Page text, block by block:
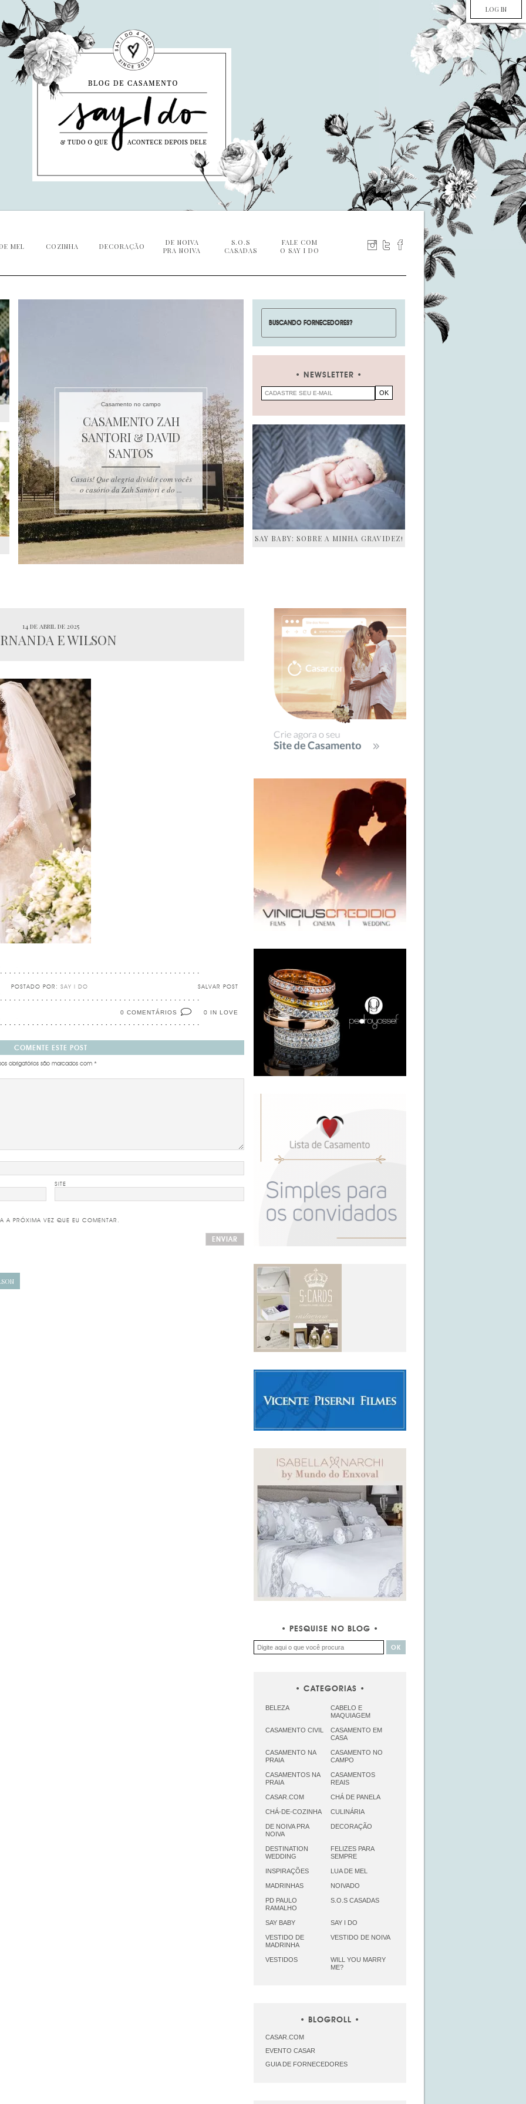
LOG IN
MEL COZINHA DECORAÇÃO
DE NOIVA
PRA NOIVA
S.O.S
CASADAS
FALE COM
O SAY I DO
Casamento no campo
CASAMENTO ZAH
SANTORI & DAVID
SANTOS
Casais! Que alegria dividir com vocês
o casório da Zah Santori e do ...
NEWSLETTER
SAY BABY: SOBRE A MINHA GRAVIDEZ!
14 de abril de 2025
E WILSON
SALVAR POST
POSTADO POR: SAY I DO
0 IN LOVE
0 COMENTÁRIOS
COMENTE ESTE POST
obrigatórios são marcados com *
SITE
A PRÓXIMA VEZ QUE EU COMENTAR.
SIDEBAR
PESQUISE NO BLOG
CATEGORIAS
BELEZA
CABELO E
MAQUIAGEM
CASAMENTO CIVIL
CASAMENTO EM
CASA
CASAMENTO NA
PRAIA
CASAMENTO NO
CAMPO
CASAMENTOS NA
PRAIA
CASAMENTOS
REAIS
CASAR.COM CHÁ DE PANELA
CHÁ-DE-COZINHA CULINÁRIA
DE NOIVA PRA
NOIVA
DECORAÇÃO
DESTINATION
WEDDING
FELIZES PARA
SEMPRE
INSPIRAÇÕES LUA DE MEL
MADRINHAS NOIVADO
PD PAULO
RAMALHO
S.O.S CASADAS
SAY BABY SAY I DO
VESTIDO DE
MADRINHA
VESTIDO DE NOIVA
VESTIDOS
WILL YOU MARRY
ME?
BLOGROLL
CASAR.COM
EVENTO CASAR
GUIA DE FORNECEDORES